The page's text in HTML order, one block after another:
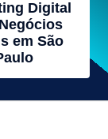
Digital
em São